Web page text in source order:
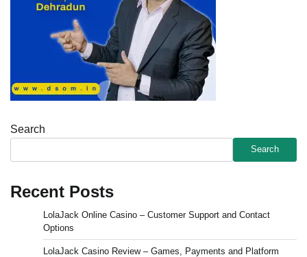
Search
Search
Recent Posts
LolaJack Online Casino – Customer Support and Contact
Options
LolaJack Casino Review – Games, Payments and Platform